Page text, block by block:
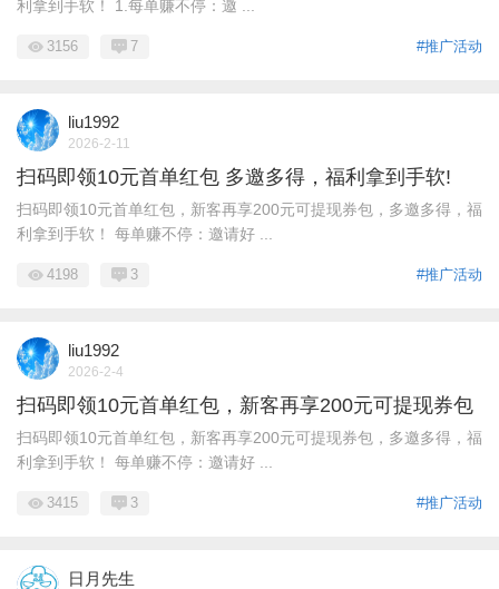
利拿到手软！ 1.每单赚不停：邀 ...
#推广活动
3156 7
liu1992
2026-2-11
扫码即领10元首单红包 多邀多得，福利拿到手软!
扫码即领10元首单红包，新客再享200元可提现券包，多邀多得，福
利拿到手软！ 每单赚不停：邀请好 ...
#推广活动
4198 3
liu1992
2026-2-4
扫码即领10元首单红包，新客再享200元可提现券包
扫码即领10元首单红包，新客再享200元可提现券包，多邀多得，福
利拿到手软！ 每单赚不停：邀请好 ...
#推广活动
3415 3
日月先生